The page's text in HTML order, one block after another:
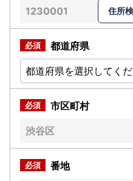
都道府県
市区町村
番地